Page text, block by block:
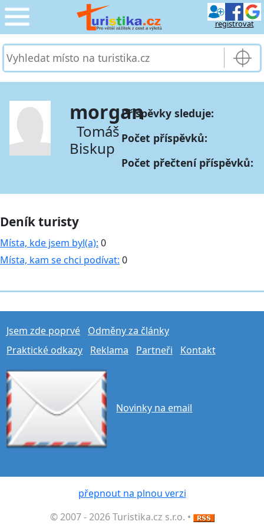
registrovat
CESTOVÁNÍ
SLUŽBY & DOPRAVA ›
PRO TURISTY ›
MOJE TURISTIKA ›
morgan
Tomáš
Biskup
Příspěvky sleduje:
Počet příspěvků:
Počet přečtení příspěvků:
Deník turisty
Místa, kde jsem byl(a): 0
Místa, kam se chci podívat: 0
Jsem zde poprvé
Odměny za články
Praktické odkazy
Reklama Partneři Kontakt
Novinky na email
přepnout na plnou verzi
© 2007 - 2026 Turistika.cz s.r.o. •